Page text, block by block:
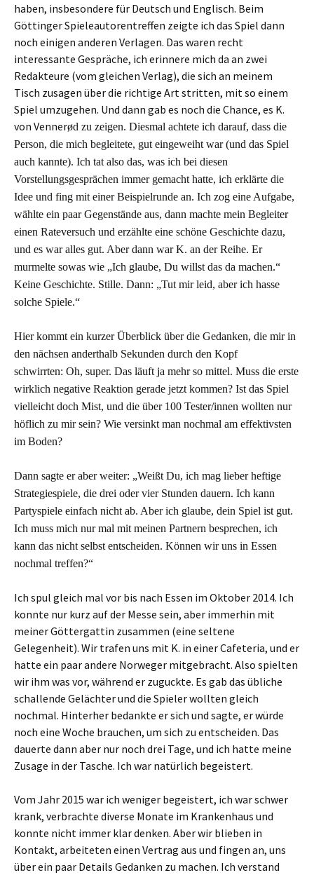
haben, insbesondere für Deutsch und Englisch. Beim
Göttinger Spieleautorentreffen zeigte ich das Spiel dann
noch einigen anderen Verlagen. Das waren recht
interessante Gespräche, ich erinnere mich da an zwei
Redakteure (vom gleichen Verlag), die sich an meinem
Tisch zusagen über die richtige Art stritten, mit so einem
Spiel umzugehen. Und dann gab es noch die Chance, es K.
von Vennerød zu zeigen. Diesmal achtete ich darauf, dass die
Person, die mich begleitete, gut eingeweiht war (und das Spiel
auch kannte). Ich tat also das, was ich bei diesen
Vorstellungsgesprächen immer gemacht hatte, ich erklärte die
Idee und fing mit einer Beispielrunde an. Ich zog eine Aufgabe,
wählte ein paar Gegenstände aus, dann machte mein Begleiter
einen Rateversuch und erzählte eine schöne Geschichte dazu,
und es war alles gut. Aber dann war K. an der Reihe. Er
murmelte sowas wie „Ich glaube, Du willst das da machen.“
Keine Geschichte. Stille. Dann: „Tut mir leid, aber ich hasse
solche Spiele.“
Hier kommt ein kurzer Überblick über die Gedanken, die mir in
den nächsen anderthalb Sekunden durch den Kopf
schwirrten: Oh, super. Das läuft ja mehr so mittel. Muss die erste
wirklich negative Reaktion gerade jetzt kommen? Ist das Spiel
vielleicht doch Mist, und die über 100 Tester/innen wollten nur
höflich zu mir sein? Wie versinkt man nochmal am effektivsten
im Boden?
Dann sagte er aber weiter: „Weißt Du, ich mag lieber heftige
Strategiespiele, die drei oder vier Stunden dauern. Ich kann
Partyspiele einfach nicht ab. Aber ich glaube, dein Spiel ist gut.
Ich muss mich nur mal mit meinen Partnern besprechen, ich
kann das nicht selbst entscheiden. Können wir uns in Essen
nochmal treffen?“
Ich spul gleich mal vor bis nach Essen im Oktober 2014. Ich
konnte nur kurz auf der Messe sein, aber immerhin mit
meiner Göttergattin zusammen (eine seltene
Gelegenheit). Wir trafen uns mit K. in einer Cafeteria, und er
hatte ein paar andere Norweger mitgebracht. Also spielten
wir ihm was vor, während er zuguckte. Es gab das übliche
schallende Gelächter und die Spieler wollten gleich
nochmal. Hinterher bedankte er sich und sagte, er würde
noch eine Woche brauchen, um sich zu entscheiden. Das
dauerte dann aber nur noch drei Tage, und ich hatte meine
Zusage in der Tasche. Ich war natürlich begeistert.
Vom Jahr 2015 war ich weniger begeistert, ich war schwer
krank, verbrachte diverse Monate im Krankenhaus und
konnte nicht immer klar denken. Aber wir blieben in
Kontakt, arbeiteten einen Vertrag aus und fingen an, uns
über ein paar Details Gedanken zu machen. Ich verstand